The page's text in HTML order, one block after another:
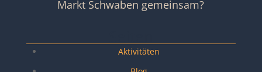
Markt Schwaben gemeinsam?
Aktivitäten